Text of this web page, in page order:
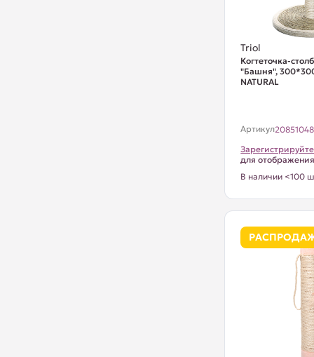
Triol
Когтеточка-
"Башня",
NATURAL
Артикул20851048
для
В наличии <100